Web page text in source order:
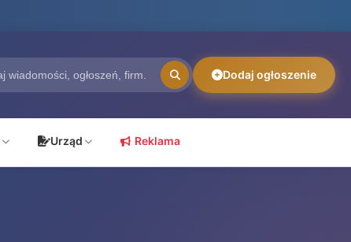
Dodaj ogłoszenie
Urząd Reklama